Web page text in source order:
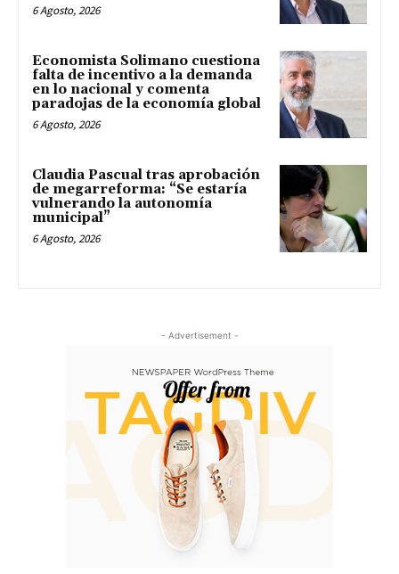
6 Agosto, 2026
Economista Solimano cuestiona
falta de incentivo a la demanda
en lo nacional y comenta
paradojas de la economía global
6 Agosto, 2026
Claudia Pascual tras aprobación
de megarreforma: “Se estaría
vulnerando la autonomía
municipal”
6 Agosto, 2026
- Advertisement -